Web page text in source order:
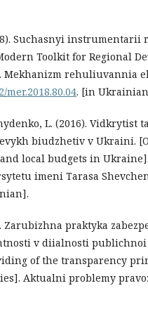
Suchasnyi instrumentarii
Toolkit for Regional
rehuliuvannia
mer.2018.80.04. [in
L. (2016). Vidkrytist
biudzhetiv v Ukraini.
local budgets in
imeni Tarasa
Zarubizhna praktyka
v diialnosti
of the transparency
Aktualni problemy